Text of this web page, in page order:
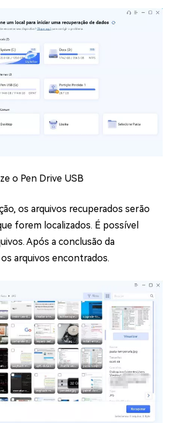
o Pen Drive USB
os arquivos recuperados serão
forem localizados. É possível
Após a conclusão da
arquivos encontrados.